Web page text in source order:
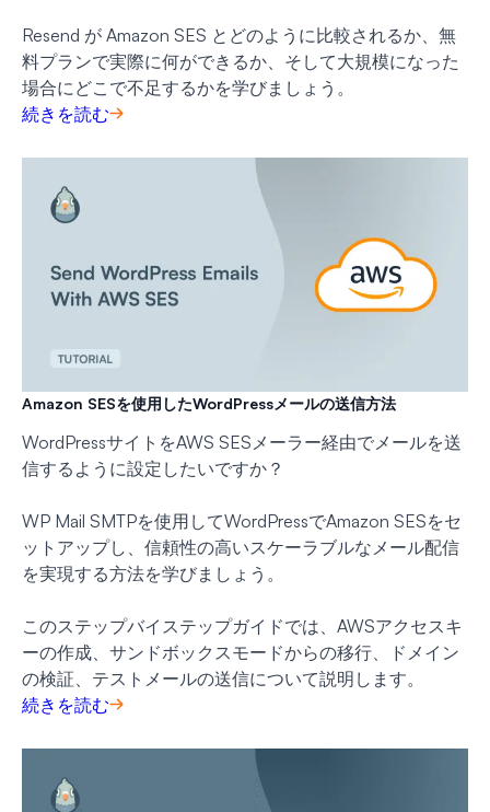
Resend が Amazon SES とどのように比較されるか、無
料プランで実際に何ができるか、そして大規模になった
場合にどこで不足するかを学びましょう。
続きを読む
Amazon SESを使用したWordPressメールの送信方法
WordPressサイトをAWS SESメーラー経由でメールを送
信するように設定したいですか？
WP Mail SMTPを使用してWordPressでAmazon SESをセ
ットアップし、信頼性の高いスケーラブルなメール配信
を実現する方法を学びましょう。
このステップバイステップガイドでは、AWSアクセスキ
ーの作成、サンドボックスモードからの移行、ドメイン
の検証、テストメールの送信について説明します。
続きを読む